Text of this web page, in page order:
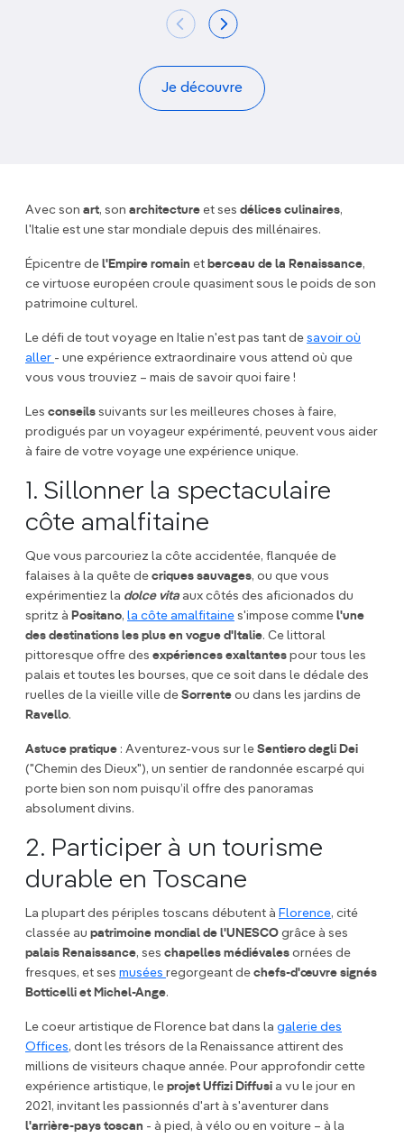
Je découvre
Avec son art, son architecture et ses délices culinaires,
l'Italie est une star mondiale depuis des millénaires.
Épicentre de l'Empire romain et berceau de la Renaissance,
ce virtuose européen croule quasiment sous le poids de son
patrimoine culturel.
Le défi de tout voyage en Italie n'est pas tant de savoir où
aller - une expérience extraordinaire vous attend où que
vous vous trouviez – mais de savoir quoi faire !
Les conseils suivants sur les meilleures choses à faire,
prodigués par un voyageur expérimenté, peuvent vous aider
à faire de votre voyage une expérience unique.
1. Sillonner la spectaculaire
côte amalfitaine
Que vous parcouriez la côte accidentée, flanquée de
falaises à la quête de criques sauvages, ou que vous
expérimentiez la dolce vitaaux côtés des aficionados du
spritz à Positano, la côte amalfitaine s'impose comme l'une
des destinations les plus en vogue d'Italie. Ce littoral
pittoresque offre des expériences exaltantes pour tous les
palais et toutes les bourses, que ce soit dans le dédale des
ruelles de la vieille ville de Sorrente ou dans les jardins de
Ravello.
Astuce pratique : Aventurez-vous sur le Sentiero degli Dei
("Chemin des Dieux"), un sentier de randonnée escarpé qui
porte bien son nom puisqu’il offre des panoramas
absolument divins.
2. Participer à un tourisme
durable en Toscane
La plupart des périples toscans débutent à Florence, cité
classée au patrimoine mondial de l'UNESCO grâce à ses
palais Renaissance, ses chapelles médiévales ornées de
fresques, et ses musées regorgeant de chefs-d'œuvre signés
Botticelli et Michel-Ange.
Le coeur artistique de Florence bat dans la galerie des
Offices, dont les trésors de la Renaissance attirent des
millions de visiteurs chaque année. Pour approfondir cette
expérience artistique, le projet Uffizi Diffusi a vu le jour en
2021, invitant les passionnés d'art à s'aventurer dans
l'arrière-pays toscan - à pied, à vélo ou en voiture – à la